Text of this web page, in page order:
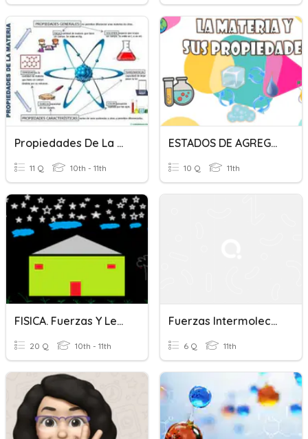
Propiedades De La Materia
11 Q 10th - 11th
ESTADOS DE AGREGACIÓN DE LA MATERIA
10 Q 11th
FISICA. Fuerzas Y Leyes De Newton
20 Q 10th - 11th
Fuerzas Intermoleculares Y Sus Clases
6 Q 11th